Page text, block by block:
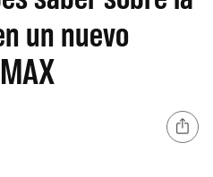
un nuevo